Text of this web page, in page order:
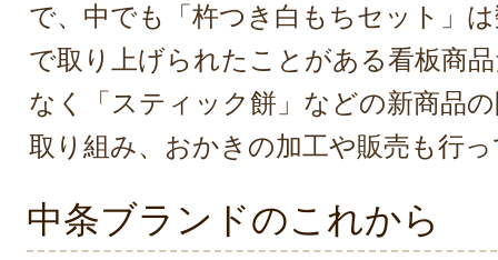
で、中でも「杵つき白もちセット」
で取り上げられたことがある看板商
なく「スティック餅」などの新商品
取り組み、おかきの加工や販売も行
中条ブランドのこれから